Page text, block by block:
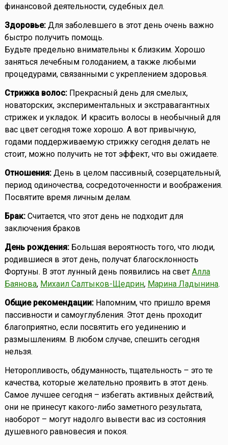
финансовой деятельности, судебных дел.
Здоровье:Для заболевшего в этот день очень важно
быстро получить помощь.
Будьте предельно внимательны к близким. Хорошо
заняться лечебным голоданием, а также любыми
процедурами, связанными с укреплением здоровья.
Стрижка волос:Прекрасный день для смелых,
новаторских, экспериментальных и экстравагантных
стрижек и укладок. И красить волосы в необычный для
вас цвет сегодня тоже хорошо. А вот привычную,
годами поддерживаемую стрижку сегодня делать не
стоит, можно получить не тот эффект, что вы ожидаете.
Отношения:День в целом пассивный, созерцательный,
период одиночества, сосредоточенности и воображения.
Посвятите время личным делам.
Брак:Считается, что этот день не подходит для
заключения браков
День рождения:Большая вероятность того, что люди,
родившиеся в этот день, получат благосклонность
Фортуны. В этот лунный день появились на свет Алла
Баянова, Михаил Салтыков-Щедрин, Марина Ладынина.
Общие рекомендации:Напомним, что пришло время
пассивности и самоуглубления. Этот день проходит
благоприятно, если посвятить его уединению и
размышлениям. В любом случае, спешить сегодня
нельзя.
Неторопливость, обдуманность, тщательность – это те
качества, которые желательно проявить в этот день.
Самое лучшее сегодня – избегать активных действий,
они не принесут какого-либо заметного результата,
наоборот – могут надолго вывести вас из состояния
душевного равновесия и покоя.